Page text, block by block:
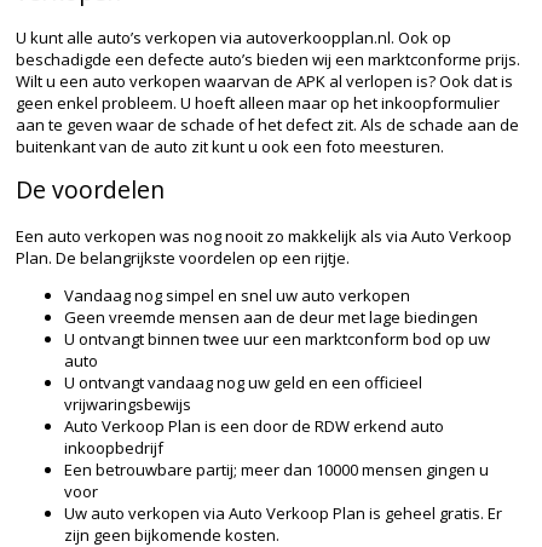
U kunt alle auto’s verkopen via autoverkoopplan.nl. Ook op
beschadigde een defecte auto’s bieden wij een marktconforme prijs.
Wilt u een auto verkopen waarvan de APK al verlopen is? Ook dat is
geen enkel probleem. U hoeft alleen maar op het inkoopformulier
aan te geven waar de schade of het defect zit. Als de schade aan de
buitenkant van de auto zit kunt u ook een foto meesturen.
De voordelen
Een auto verkopen was nog nooit zo makkelijk als via Auto Verkoop
Plan. De belangrijkste voordelen op een rijtje.
Vandaag nog simpel en snel uw auto verkopen
Geen vreemde mensen aan de deur met lage biedingen
U ontvangt binnen twee uur een marktconform bod op uw
auto
U ontvangt vandaag nog uw geld en een officieel
vrijwaringsbewijs
Auto Verkoop Plan is een door de RDW erkend auto
inkoopbedrijf
Een betrouwbare partij; meer dan 10000 mensen gingen u
voor
Uw auto verkopen via Auto Verkoop Plan is geheel gratis. Er
zijn geen bijkomende kosten.